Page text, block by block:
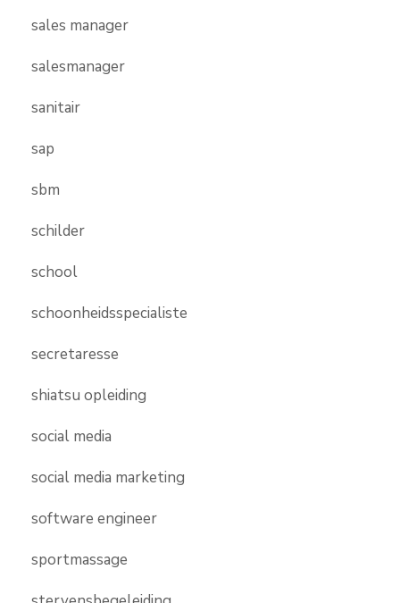
sales manager
salesmanager
sanitair
sap
sbm
schilder
school
schoonheidsspecialiste
secretaresse
shiatsu opleiding
social media
social media marketing
software engineer
sportmassage